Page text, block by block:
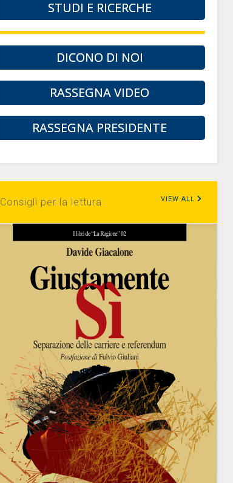
STUDI E RICERCHE
DICONO DI NOI
RASSEGNA VIDEO
RASSEGNA PRESIDENTE
Consigli per la lettura VIEW ALL